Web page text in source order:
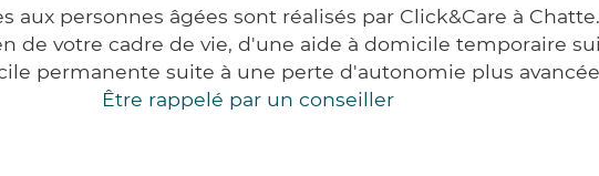
aux personnes âgées sont réalisés par Click&Care à Chatte.
de votre cadre de vie, d'une aide à domicile temporaire
permanente suite à une perte d'autonomie plus
Être rappelé par un conseiller